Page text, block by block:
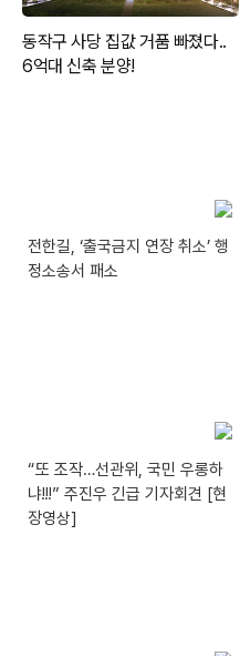
전한길, ‘출국금지 연장 취소’ 행
정소송서 패소
“또 조작…선관위, 국민 우롱하
냐!!!” 주진우 긴급 기자회견 [현
장영상]